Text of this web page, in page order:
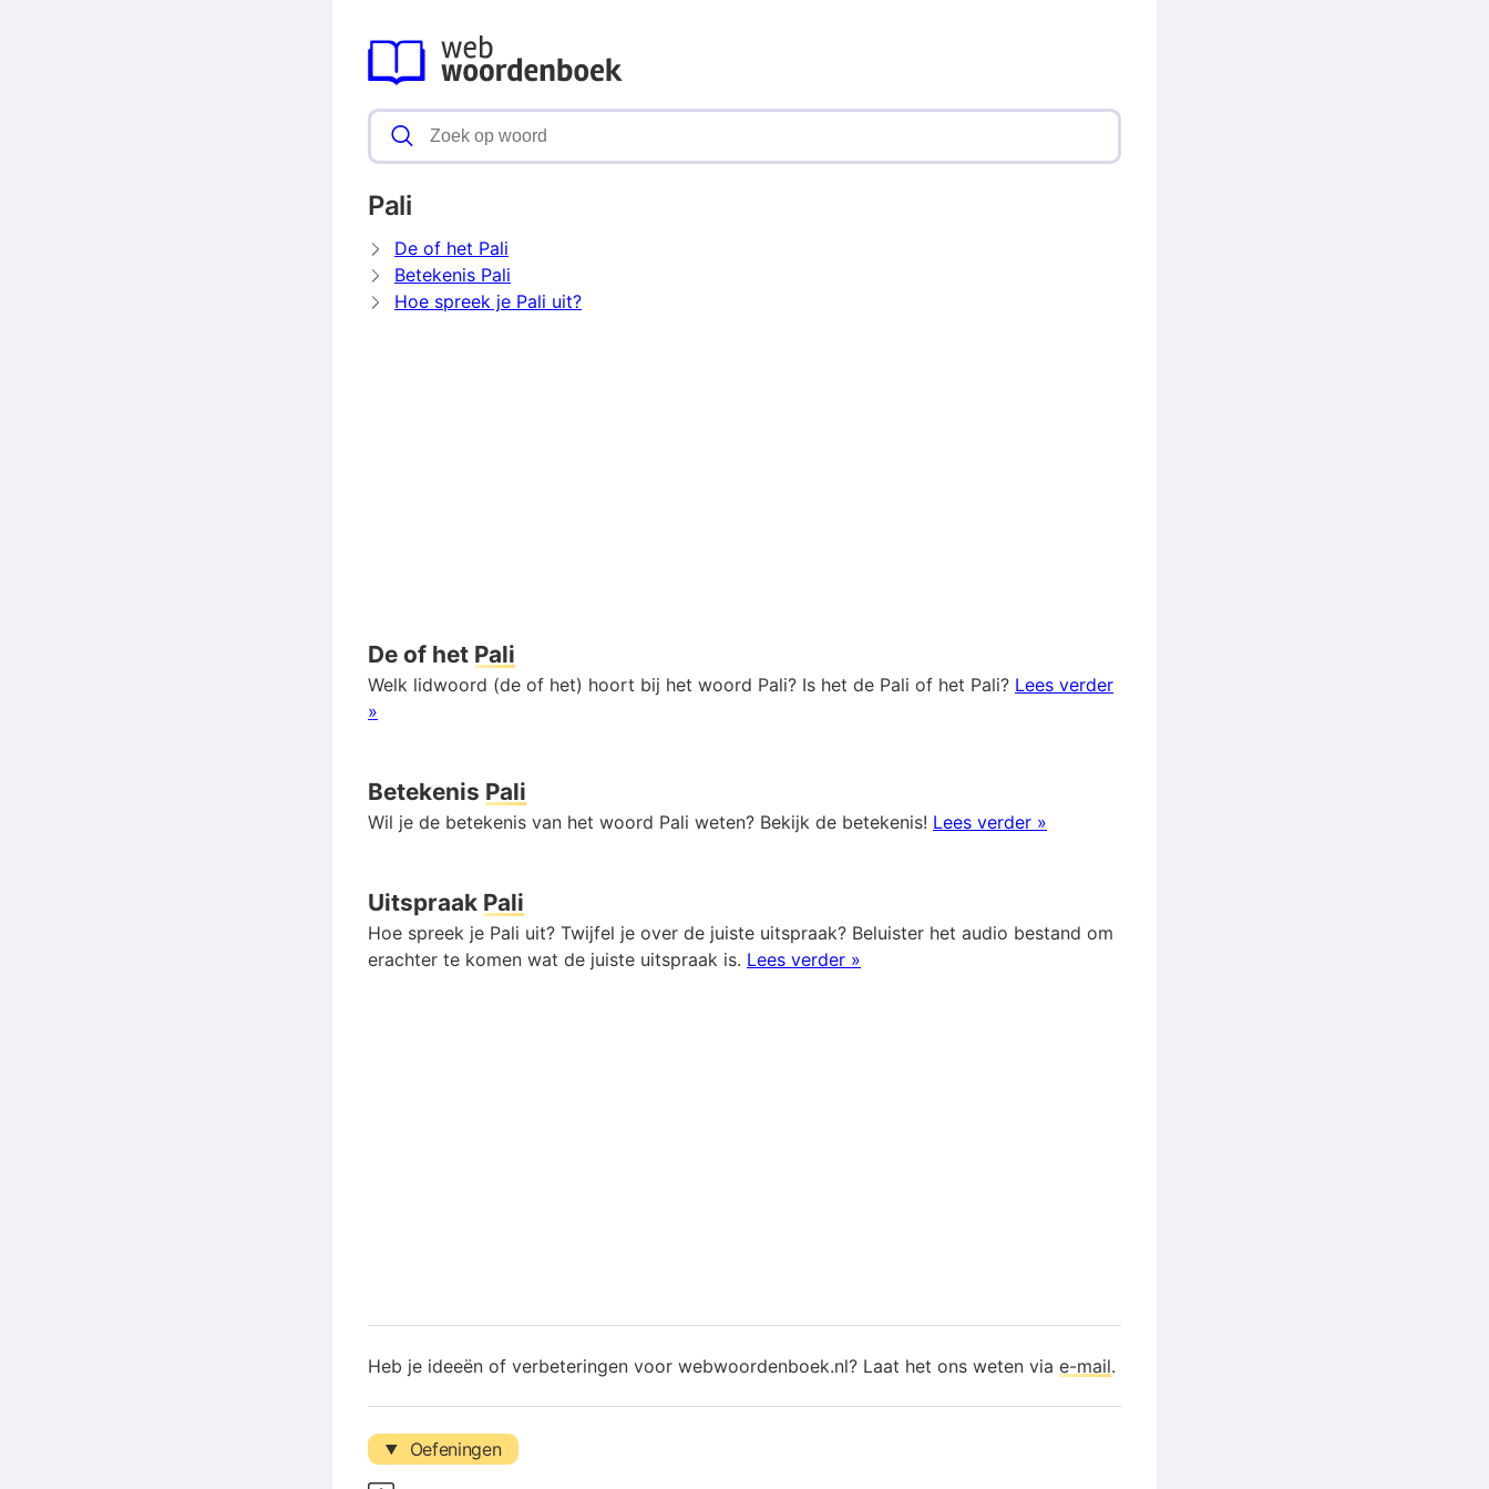
Pali
De of het Pali
Betekenis Pali
Hoe spreek je Pali uit?
De of het Pali
Welk lidwoord (de of het) hoort bij het woord Pali? Is het de Pali of het Pali? Lees verder
»
Betekenis Pali
Wil je de betekenis van het woord Pali weten? Bekijk de betekenis! Lees verder »
Uitspraak Pali
Hoe spreek je Pali uit? Twijfel je over de juiste uitspraak? Beluister het audio bestand om
erachter te komen wat de juiste uitspraak is. Lees verder »
Heb je ideeën of verbeteringen voor webwoordenboek.nl? Laat het ons weten via e-mail.
Oefeningen